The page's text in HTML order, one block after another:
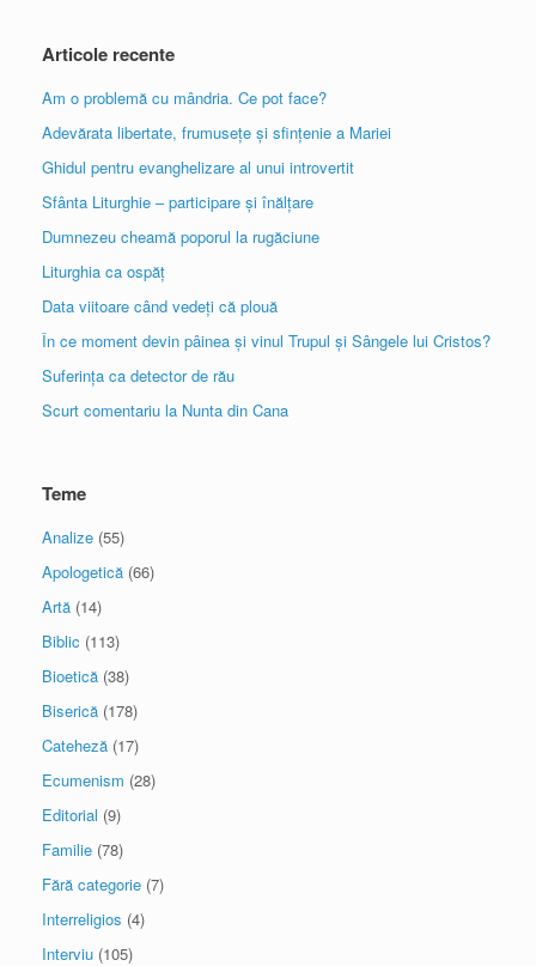
Articole recente
Am o problemă cu mândria. Ce pot face?
Adevărata libertate, frumusețe și sfințenie a Mariei
Ghidul pentru evanghelizare al unui introvertit
Sfânta Liturghie – participare și înălțare
Dumnezeu cheamă poporul la rugăciune
Liturghia ca ospăț
Data viitoare când vedeți că plouă
În ce moment devin pâinea și vinul Trupul și Sângele lui Cristos?
Suferința ca detector de rău
Scurt comentariu la Nunta din Cana
Teme
Analize (55)
Apologetică (66)
Artă (14)
Biblic (113)
Bioetică (38)
Biserică (178)
Cateheză (17)
Ecumenism (28)
Editorial (9)
Familie (78)
Fără categorie (7)
Interreligios (4)
Interviu (105)